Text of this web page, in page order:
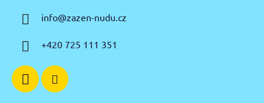
info@zazen-nudu.cz
+420 725 111 351